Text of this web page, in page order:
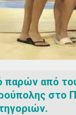
παρών από
στο